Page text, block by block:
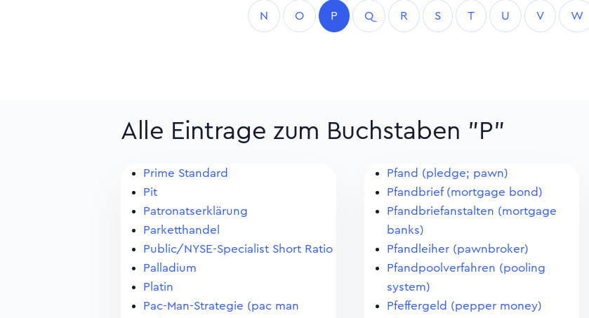
N O P Q R S T U V W
Alle Eintrage zum Buchstaben "P"
Prime Standard
Pit
Patronatserklärung
Parketthandel
Public/NYSE-Specialist Short Ratio
Palladium
Platin
Pac-Man-Strategie (pac man
Pfand (pledge; pawn)
Pfandbrief (mortgage bond)
Pfandbriefanstalten (mortgage
banks)
Pfandleiher (pawnbroker)
Pfandpoolverfahren (pooling
system)
Pfeffergeld (pepper money)